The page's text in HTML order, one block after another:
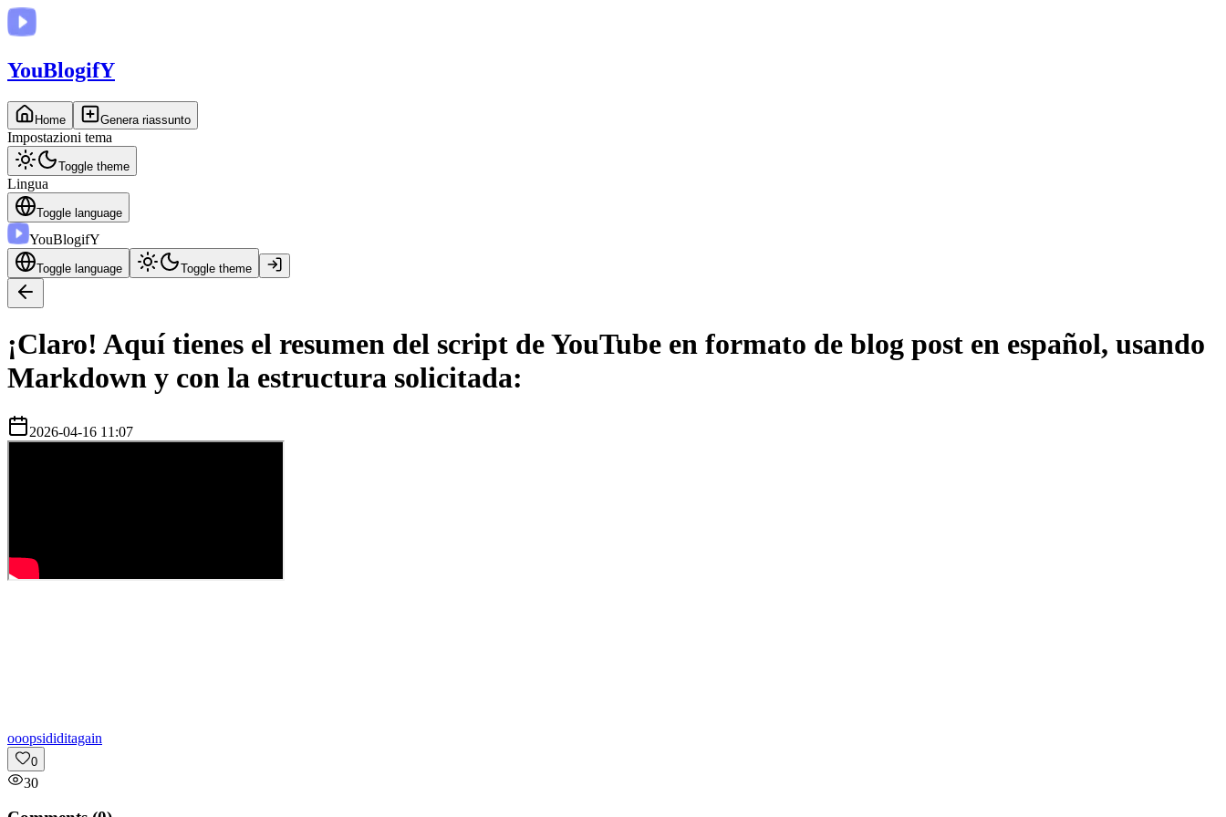
YouBlogifY
Home Genera riassunto
Impostazioni tema
Toggle theme
Lingua
Toggle language
YouBlogifY
Toggle language Toggle theme
¡Claro! Aquí tienes el resumen del script de YouTube en formato de blog post en español, usando
Markdown y con la estructura solicitada:
2026-04-16 11:07
ooopsididitagain
0
30